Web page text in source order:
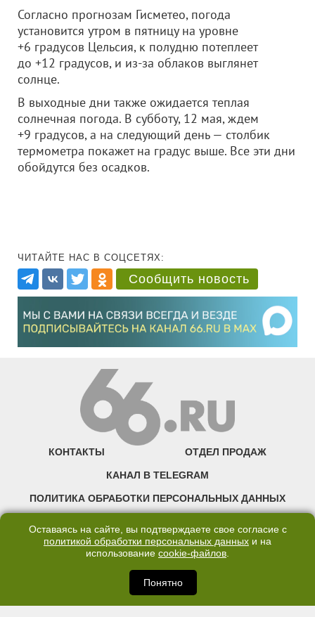
Согласно прогнозам Гисметео, погода
установится утром в пятницу на уровне
+6 градусов Цельсия, к полудню потеплеет
до +12 градусов, и из-за облаков выглянет
солнце.
В выходные дни также ожидается теплая
солнечная погода. В субботу, 12 мая, ждем
+9 градусов, а на следующий день — столбик
термометра покажет на градус выше. Все эти дни
обойдутся без осадков.
ЧИТАЙТЕ НАС В СОЦСЕТЯХ:
Сообщить новость
КОНТАКТЫ ОТДЕЛ ПРОДАЖ
КАНАЛ В TELEGRAM
ПОЛИТИКА ОБРАБОТКИ ПЕРСОНАЛЬНЫХ ДАННЫХ
©2007—2025 66.RU. Воспроизведение, сообщение, доведение до всеобщего
правообладателя запрещено. Сетевое издание «Современный портал
Екатеринбурга — «66.ru» (18+) зарегистрировано Федеральной службой по
надзору в сфере связи, информационных технологий и массовых коммуникаций
(Роскомнадзор). Регистрационный номер ЭЛ № ФС 77 - 76634 от 02.09.2019
Оставаясь на сайте, вы подтверждаете свое согласие с
политикой обработки персональных данных и на
использование cookie-файлов.
Понятно